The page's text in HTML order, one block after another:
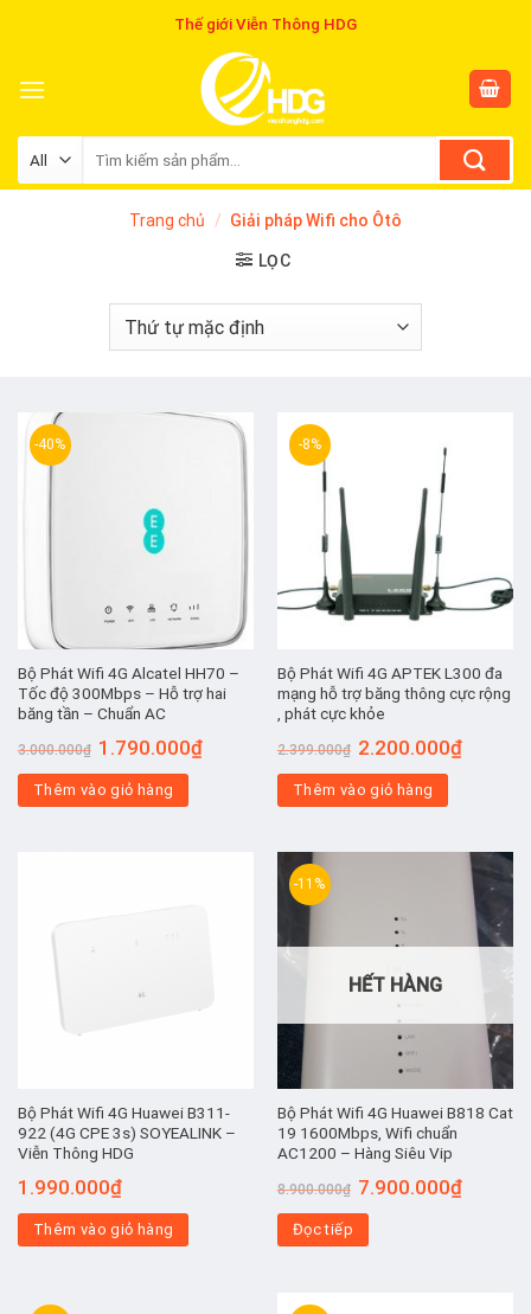
Thế giới Viễn Thông HDG
Trang chủ / Giải pháp Wifi cho Ôtô
LỌC
-40%
Bộ Phát Wifi 4G Alcatel HH70 –
Tốc độ 300Mbps – Hỗ trợ hai
băng tần – Chuẩn AC
3.000.000₫ Giá
gốc
là:
3.000.000₫.
1.790.000₫Giá
1.790.000₫.
Thêm vào giỏ hàng
-8%
Bộ Phát Wifi 4G APTEK L300 đa
mạng hỗ trợ băng thông cực rộng
, phát cực khỏe
2.399.000₫ Giá
gốc
là:
2.399.000₫.
2.200.000₫Giá
Thêm vào giỏ hàng
Bộ Phát Wifi 4G Huawei B311-
922 (4G CPE 3s) SOYEALINK –
Viễn Thông HDG
1.990.000₫
Thêm vào giỏ hàng
-11%
HẾT HÀNG
Bộ Phát Wifi 4G Huawei B818 Cat
19 1600Mbps, Wifi chuẩn
AC1200 – Hàng Siêu Vip
8.900.000₫ Giá
gốc
là:
7.900.000₫Giá
Đọc tiếp